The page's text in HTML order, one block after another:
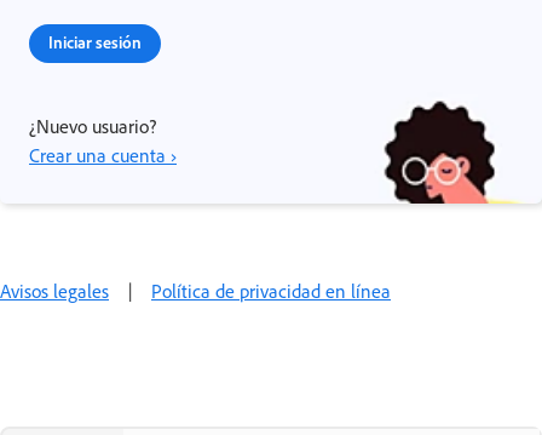
Iniciar sesión
¿Nuevo usuario?
Crear una cuenta ›
Avisos legales | Política de privacidad en línea